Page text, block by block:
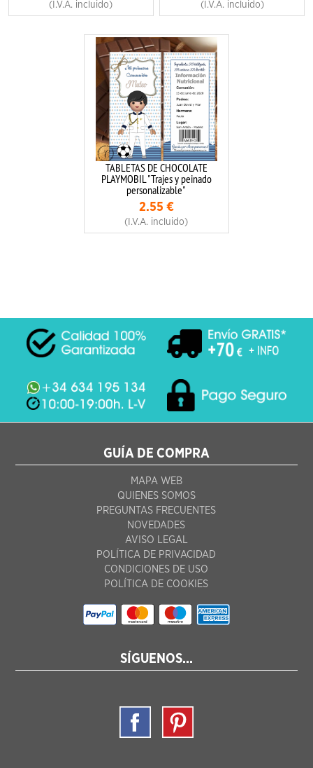
(I.V.A. incluido) (I.V.A. incluido)
TABLETAS DE CHOCOLATE
PLAYMOBIL "Trajes y peinado
personalizable"
2.55 €
(I.V.A. incluido)
GUÍA DE COMPRA
MAPA WEB
QUIENES SOMOS
PREGUNTAS FRECUENTES
NOVEDADES
AVISO LEGAL
POLÍTICA DE PRIVACIDAD
CONDICIONES DE USO
POLÍTICA DE COOKIES
SÍGUENOS...